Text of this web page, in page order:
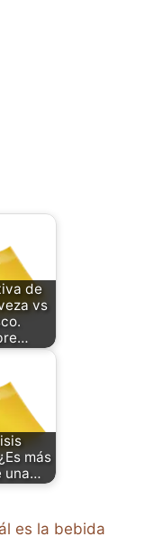
de
vs
más
una…
es la bebida